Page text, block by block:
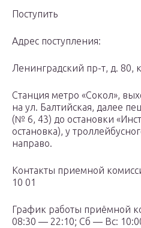
Поступить
Адрес поступления:
Ленинградский пр-т, д. 80,
Станция метро «Сокол»,
на ул. Балтийская, далее
(№ 6, 43) до остановки
остановка), у
направо.
Контакты приемной
10 01
График работы приёмной
08:30 — 22:10; Сб — Вс: